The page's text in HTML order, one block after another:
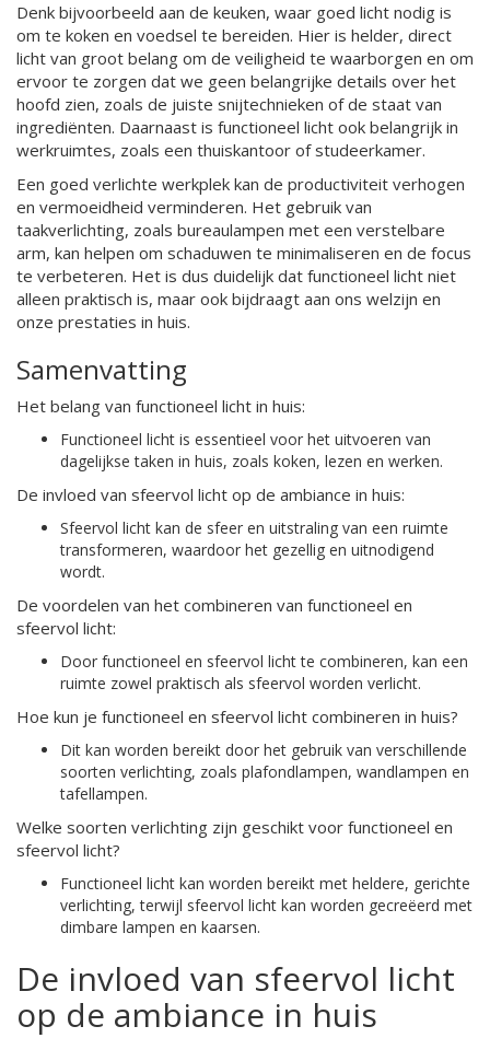
Denk bijvoorbeeld aan de keuken, waar goed licht nodig is
om te koken en voedsel te bereiden. Hier is helder, direct
licht van groot belang om de veiligheid te waarborgen en om
ervoor te zorgen dat we geen belangrijke details over het
hoofd zien, zoals de juiste snijtechnieken of de staat van
ingrediënten. Daarnaast is functioneel licht ook belangrijk in
werkruimtes, zoals een thuiskantoor of studeerkamer.
Een goed verlichte werkplek kan de productiviteit verhogen
en vermoeidheid verminderen. Het gebruik van
taakverlichting, zoals bureaulampen met een verstelbare
arm, kan helpen om schaduwen te minimaliseren en de focus
te verbeteren. Het is dus duidelijk dat functioneel licht niet
alleen praktisch is, maar ook bijdraagt aan ons welzijn en
onze prestaties in huis.
Samenvatting
Het belang van functioneel licht in huis:
Functioneel licht is essentieel voor het uitvoeren van
dagelijkse taken in huis, zoals koken, lezen en werken.
De invloed van sfeervol licht op de ambiance in huis:
Sfeervol licht kan de sfeer en uitstraling van een ruimte
transformeren, waardoor het gezellig en uitnodigend
wordt.
De voordelen van het combineren van functioneel en
sfeervol licht:
Door functioneel en sfeervol licht te combineren, kan een
ruimte zowel praktisch als sfeervol worden verlicht.
Hoe kun je functioneel en sfeervol licht combineren in huis?
Dit kan worden bereikt door het gebruik van verschillende
soorten verlichting, zoals plafondlampen, wandlampen en
tafellampen.
Welke soorten verlichting zijn geschikt voor functioneel en
sfeervol licht?
Functioneel licht kan worden bereikt met heldere, gerichte
verlichting, terwijl sfeervol licht kan worden gecreëerd met
dimbare lampen en kaarsen.
De invloed van sfeervol licht
op de ambiance in huis